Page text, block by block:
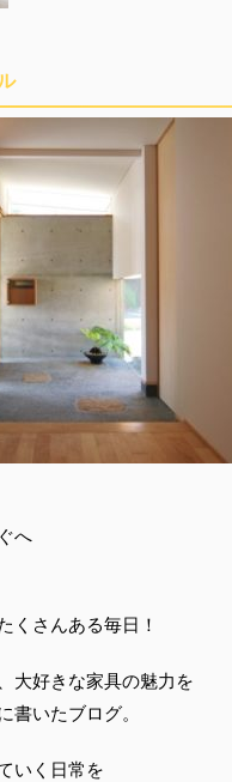
へ
くさんある毎日！
大好きな家具の魅力を
書いたブログ。
いく日常を